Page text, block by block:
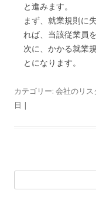
と進みます。
まず、就業規則に
れば、当該従業員
次に、かかる就業
とになります。
カテゴリー: 会社のリス
日 |
索: